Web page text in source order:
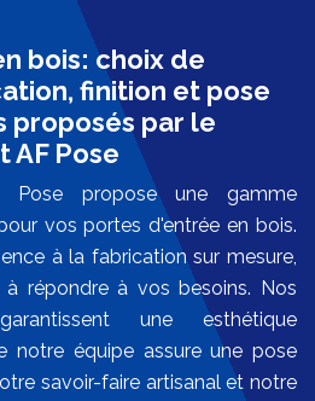
bois: choix de
finition et pose
proposés par le
AF Pose
Pose propose une gamme
vos portes d'entrée en bois.
à la fabrication sur mesure,
répondre à vos besoins. Nos
une esthétique
notre équipe assure une pose
savoir-faire artisanal et notre